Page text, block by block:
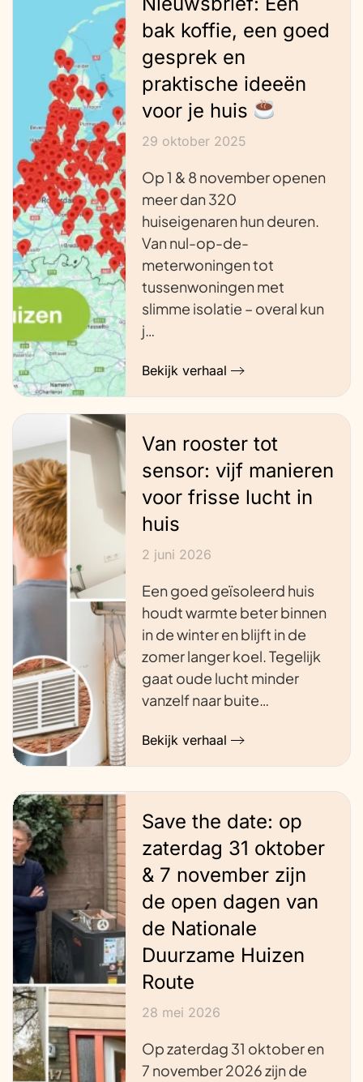
bak koffie, een goed
gesprek en
praktische ideeën
voor je huis
29 oktober 2025
Op 1 & 8 november openen
meer dan 320
huiseigenaren hun deuren.
Van nul-op-de-
meterwoningen tot
tussenwoningen met
slimme isolatie – overal kun
j…
Bekijk verhaal
Van rooster tot
sensor: vijf manieren
voor frisse lucht in
huis
2 juni 2026
Een goed geïsoleerd huis
houdt warmte beter binnen
in de winter en blijft in de
zomer langer koel. Tegelijk
gaat oude lucht minder
vanzelf naar buite…
Bekijk verhaal
Save the date: op
zaterdag 31 oktober
& 7 november zijn
de open dagen van
de Nationale
Duurzame Huizen
Route
28 mei 2026
Op zaterdag 31 oktober en
7 november 2026 zijn de